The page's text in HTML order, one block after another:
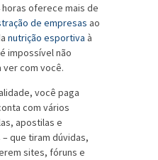
oferece mais de
de empresas ao
nutrição esportiva à
impossível não
ver com você.
você paga
com vários
apostilas e
que tiram dúvidas,
sites, fóruns e